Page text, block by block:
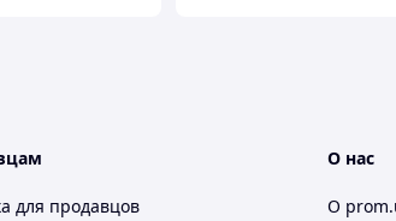
для продавцов
О нас
О